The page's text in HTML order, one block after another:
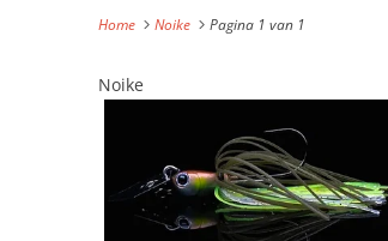
Home Noike Pagina 1 van 1
Noike